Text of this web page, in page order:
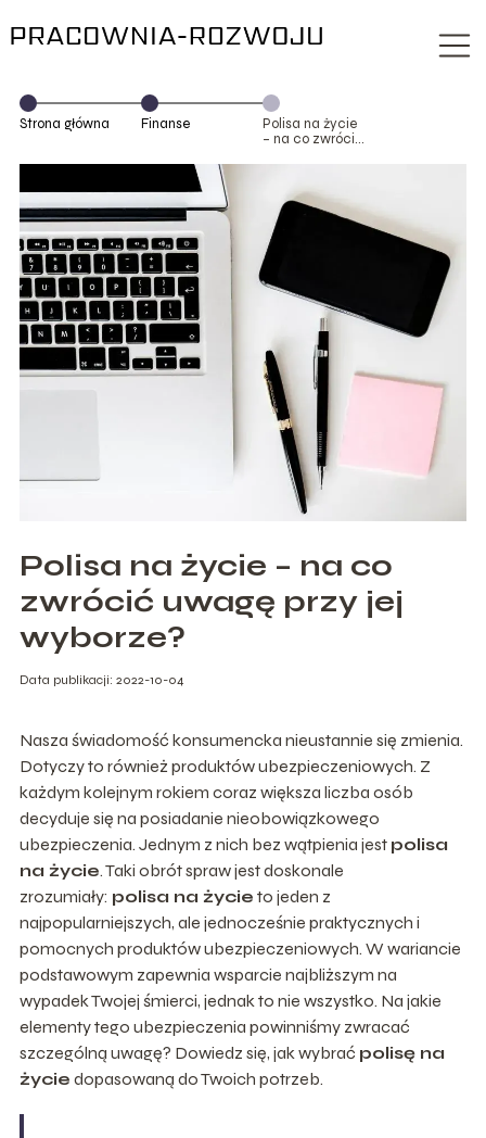
Strona główna Finanse
Polisa na życie
– na co zwrócić
wyborze?
Polisa na życie – na co
zwrócić uwagę przy jej
wyborze?
Data publikacji: 2022-10-04
Nasza świadomość konsumencka nieustannie się zmienia.
Dotyczy to również produktów ubezpieczeniowych. Z
każdym kolejnym rokiem coraz większa liczba osób
decyduje się na posiadanie nieobowiązkowego
ubezpieczenia. Jednym z nich bez wątpienia jest polisa
na życie. Taki obrót spraw jest doskonale
zrozumiały: polisa na życie to jeden z
najpopularniejszych, ale jednocześnie praktycznych i
pomocnych produktów ubezpieczeniowych. W wariancie
podstawowym zapewnia wsparcie najbliższym na
wypadek Twojej śmierci, jednak to nie wszystko. Na jakie
elementy tego ubezpieczenia powinniśmy zwracać
szczególną uwagę? Dowiedz się, jak wybrać polisę na
życie dopasowaną do Twoich potrzeb.